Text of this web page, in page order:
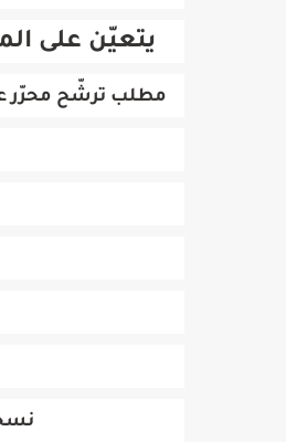
يتعيّن على
مطلب ترشّح محرّر